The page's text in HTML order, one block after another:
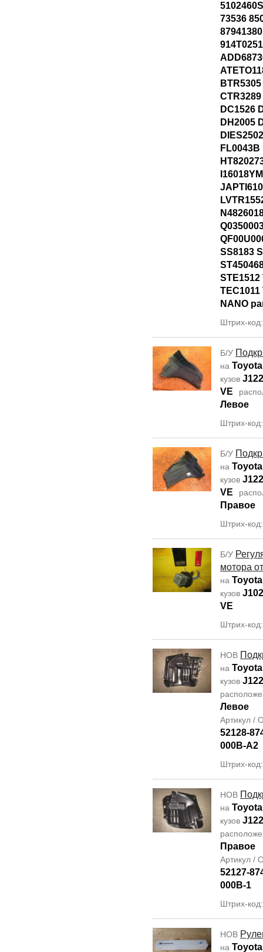
73536
DC1526
DH2005
FL0043B
SS8183
STE1512
TEC1011
NANO
Штрих-
Б/У
на
кузов
VE
Левое
Штрих-
Б/У
на
кузов
VE
Правое
Штрих-
Б/У
мотора
на
кузов
VE
Штрих-
НОВ
на
кузов
Левое
Артикул /
52128-
000B-A2
Штрих-
НОВ
на
кузов
Правое
Артикул /
52127-
000B-1
Штрих-
НОВ
на